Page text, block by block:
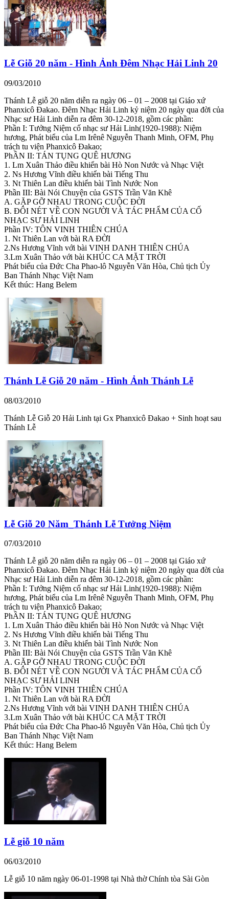
Lễ Giỗ 20 năm - Hình Ảnh Đêm Nhạc Hải Linh 20
09/03/2010
Thánh Lễ giỗ 20 năm diễn ra ngày 06 – 01 – 2008 tại Giáo xứ
Phanxicô Đakao. Đêm Nhạc Hải Linh kỷ niệm 20 ngày qua đời của
Nhạc sư Hải Linh diễn ra đêm 30-12-2018, gồm các phần:
Phần I: Tưởng Niệm cố nhạc sư Hải Linh(1920-1988): Niệm
hương, Phát biểu của Lm Irênê Nguyễn Thanh Minh, OFM, Phụ
trách tu viện Phanxicô Đakao;
PhẦN II: TÁN TỤNG QUÊ HƯƠNG
1. Lm Xuân Thảo điều khiển bài Hò Non Nước và Nhạc Việt
2. Ns Hương Vĩnh điều khiển bài Tiếng Thu
3. Nt Thiên Lan điều khiển bài Tình Nước Non
Phần III: Bài Nói Chuyện của GSTS Trần Văn Khê
A. GẶP GỠ NHAU TRONG CUỘC ĐỜI
B. ĐÔI NÉT VỀ CON NGƯỜI VÀ TÁC PHẨM CỦA CỐ
NHẠC SƯ HẢI LINH
Phần IV: TÔN VINH THIÊN CHÚA
1. Nt Thiên Lan với bài RA ĐỜI
2.Ns Hương Vĩnh với bài VINH DANH THIÊN CHÚA
3.Lm Xuân Thảo với bài KHÚC CA MẶT TRỜI
Phát biểu của Đức Cha Phao-lô Nguyễn Văn Hòa, Chủ tịch Ủy
Ban Thánh Nhạc Việt Nam
Kết thúc: Hang Belem
Thánh Lễ Giỗ 20 năm - Hình Ảnh Thánh Lễ
08/03/2010
Thánh Lễ Giỗ 20 Hải Linh tại Gx Phanxicô Đakao + Sinh hoạt sau
Thánh Lễ
Lễ Giỗ 20 Năm_Thánh Lễ Tưởng Niệm
07/03/2010
Thánh Lễ giỗ 20 năm diễn ra ngày 06 – 01 – 2008 tại Giáo xứ
Phanxicô Đakao. Đêm Nhạc Hải Linh kỷ niệm 20 ngày qua đời của
Nhạc sư Hải Linh diễn ra đêm 30-12-2018, gồm các phần:
Phần I: Tưởng Niệm cố nhạc sư Hải Linh(1920-1988): Niệm
hương, Phát biểu của Lm Irênê Nguyễn Thanh Minh, OFM, Phụ
trách tu viện Phanxicô Đakao;
PhẦN II: TÁN TỤNG QUÊ HƯƠNG
1. Lm Xuân Thảo điều khiển bài Hò Non Nước và Nhạc Việt
2. Ns Hương Vĩnh điều khiển bài Tiếng Thu
3. Nt Thiên Lan điều khiển bài Tình Nước Non
Phần III: Bài Nói Chuyện của GSTS Trần Văn Khê
A. GẶP GỠ NHAU TRONG CUỘC ĐỜI
B. ĐÔI NÉT VỀ CON NGƯỜI VÀ TÁC PHẨM CỦA CỐ
NHẠC SƯ HẢI LINH
Phần IV: TÔN VINH THIÊN CHÚA
1. Nt Thiên Lan với bài RA ĐỜI
2.Ns Hương Vĩnh với bài VINH DANH THIÊN CHÚA
3.Lm Xuân Thảo với bài KHÚC CA MẶT TRỜI
Phát biểu của Đức Cha Phao-lô Nguyễn Văn Hòa, Chủ tịch Ủy
Ban Thánh Nhạc Việt Nam
Kết thúc: Hang Belem
Lễ giỗ 10 năm
06/03/2010
Lễ giỗ 10 năm ngày 06-01-1998 tại Nhà thờ Chính tòa Sài Gòn